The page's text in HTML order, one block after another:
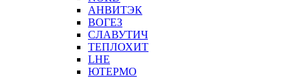
АНВИТЭК
ВОГЕЗ
СЛАВУТИЧ
ТЕПЛОХИТ
LHE
ЮТЕРМО